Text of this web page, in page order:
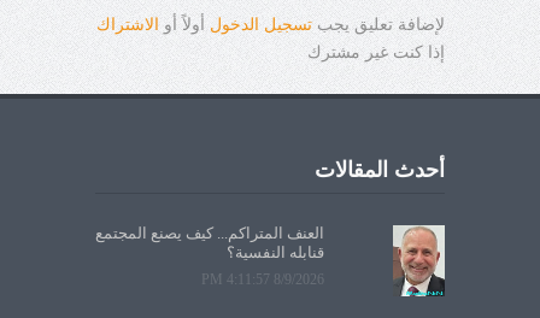
لإضافة تعليق يجب تسجيل الدخول أولاً أو
الاشتراك
إذا كنت غير مشترك
أحدث المقالات
العنف المتراكم... كيف يصنع المجتمع
قنابله النفسية؟
8/9/2026 4:11:57 PM